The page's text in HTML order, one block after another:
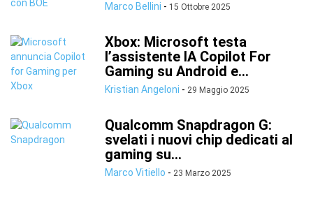
Marco Bellini - 15 Ottobre 2025
Xbox: Microsoft testa
l’assistente IA Copilot For
Gaming su Android e...
Kristian Angeloni - 29 Maggio 2025
Qualcomm Snapdragon G:
svelati i nuovi chip dedicati al
gaming su...
Marco Vitiello - 23 Marzo 2025